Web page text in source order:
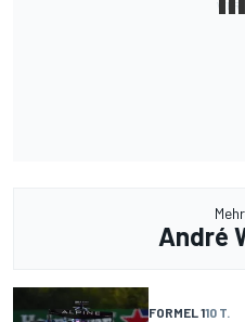
André
FORMEL 110 T.